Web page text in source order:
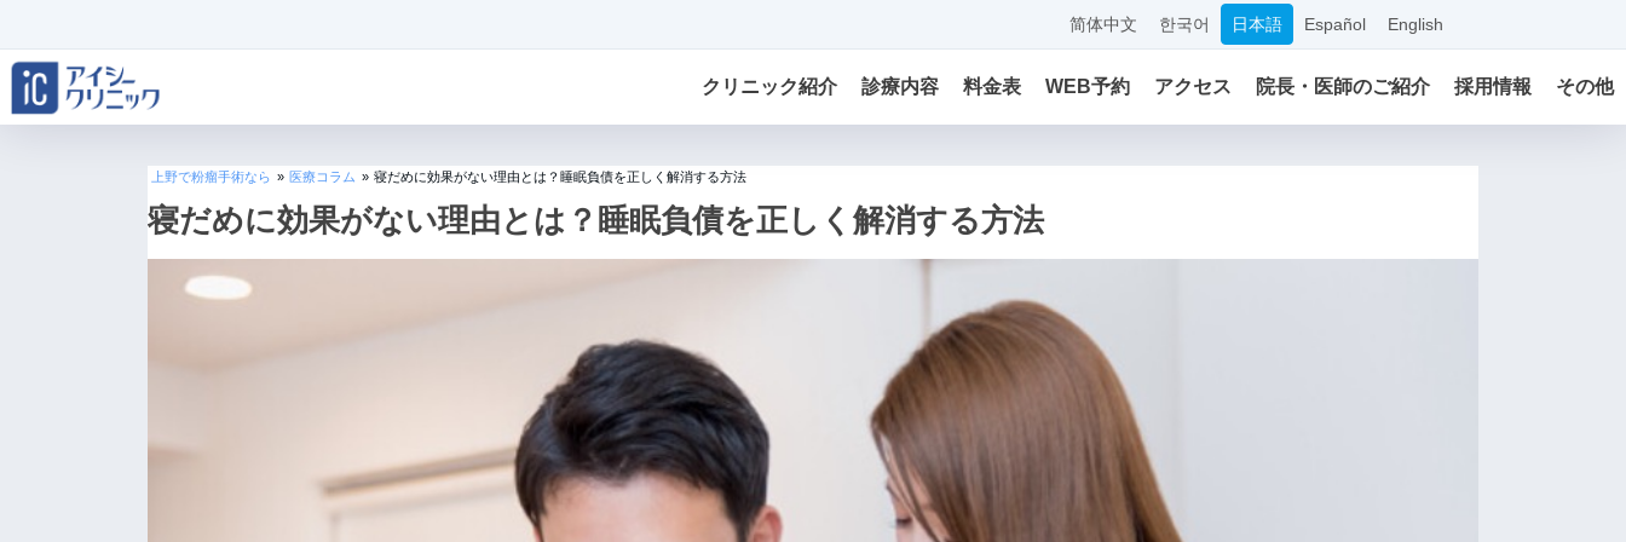
简体中文 한국어 日本語 Español English
クリニック紹介 診療内容 料金表 WEB予約 アクセス 院長・医師のご紹介 採用情報 その他
上野で粉瘤手術なら » 医療コラム » 寝だめに効果がない理由とは？睡眠負債を正しく解消する方法
寝だめに効果がない理由とは？睡眠負債を正しく解消する方法